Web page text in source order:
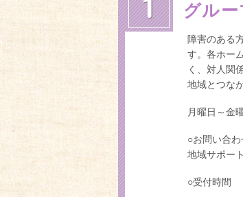
グルー
障害のある
す。各ホー
く、対人関
地域とつな
月曜日～金
○お問い合
地域サポー
○受付時間